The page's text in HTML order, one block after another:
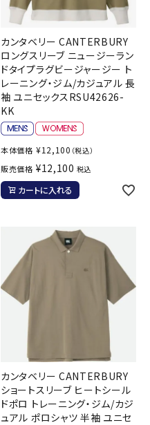
カンタベリー CANTERBURY
ロングスリーブ ニュージーラン
ドタイプラグビージャージー ト
レーニング・ジム/カジュアル 長
袖 ユニセックスRSU42626-
KK
本体価格 ¥12,100 （税込）
販売価格 ¥12,100 税込
カートに入れる
カンタベリー CANTERBURY
ショートスリーブ ヒートシール
ドポロ トレーニング・ジム/カジ
ュアル ポロシャツ 半袖 ユニセ